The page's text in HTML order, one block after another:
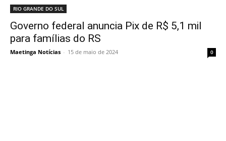
RIO GRANDE DO SUL
Governo federal anuncia Pix de R$ 5,1 mil
para famílias do RS
Maetinga Notícias - 15 de maio de 2024 0